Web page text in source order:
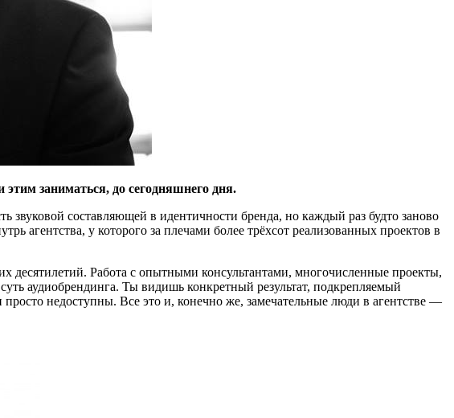
заниматься, до сегодняшнего дня.
составляющей в идентичности бренда, но каждый раз будто заново
агентства, у которого за плечами более трёхсот реализованных проектов в
десятилетий. Работа с опытными консультантами, многочисленные проекты,
аудиобрендинга. Ты видишь конкретный результат, подкрепляемый
недоступны. Все это и, конечно же, замечательные люди в агентстве —